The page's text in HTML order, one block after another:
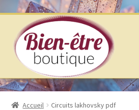
Aller
la
navigation
Aller
contenu
BOUTIQUE
Accueil Circuits lakhovsky pdf